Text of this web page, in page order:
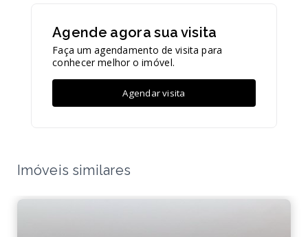
Agende agora sua visita
Faça um agendamento de visita para
conhecer melhor o imóvel.
Agendar visita
Imóveis similares